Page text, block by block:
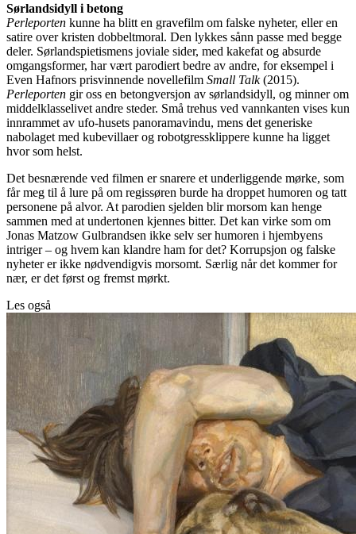
Sørlandsidyll i betong
Perleporten kunne ha blitt en gravefilm om falske nyheter, eller en
satire over kristen dobbeltmoral. Den lykkes sånn passe med begge
deler. Sørlandspietismens joviale sider, med kakefat og absurde
omgangsformer, har vært parodiert bedre av andre, for eksempel i
Even Hafnors prisvinnende novellefilm Small Talk(2015).
Perleporten gir oss en betongversjon av sørlandsidyll, og minner om
middelklasselivet andre steder. Små trehus ved vannkanten vises kun
innrammet av ufo-husets panoramavindu, mens det generiske
nabolaget med kubevillaer og robotgressklippere kunne ha ligget
hvor som helst.
Det besnærende ved filmen er snarere et underliggende mørke, som
får meg til å lure på om regissøren burde ha droppet humoren og tatt
personene på alvor. At parodien sjelden blir morsom kan henge
sammen med at undertonen kjennes bitter. Det kan virke som om
Jonas Matzow Gulbrandsen ikke selv ser humoren i hjembyens
intriger – og hvem kan klandre ham for det? Korrupsjon og falske
nyheter er ikke nødvendigvis morsomt. Særlig når det kommer for
nær, er det først og fremst mørkt.
Les også